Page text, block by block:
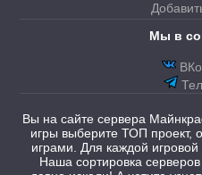
Мы в
Вы на сайте сервера
игры выберите ТОП проект,
играми. Для каждой
Наша сортировка